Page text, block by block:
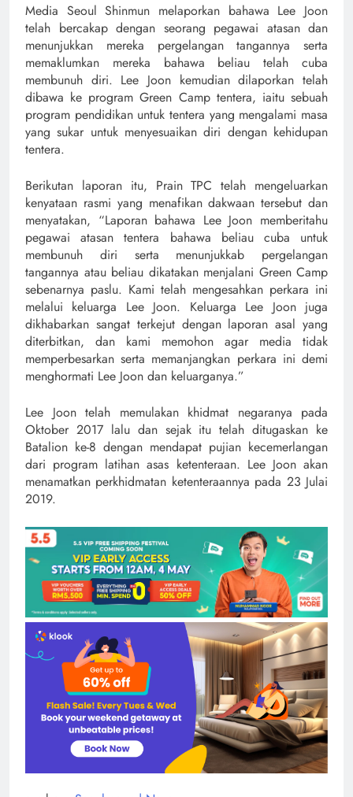
Media Seoul Shinmun melaporkan bahawa Lee Joon
telah bercakap dengan seorang pegawai atasan dan
menunjukkan mereka pergelangan tangannya serta
memaklumkan mereka bahawa beliau telah cuba
membunuh diri. Lee Joon kemudian dilaporkan telah
dibawa ke program Green Camp tentera, iaitu sebuah
program pendidikan untuk tentera yang mengalami masa
yang sukar untuk menyesuaikan diri dengan kehidupan
tentera.
Berikutan laporan itu, Prain TPC telah mengeluarkan
kenyataan rasmi yang menafikan dakwaan tersebut dan
menyatakan, “Laporan bahawa Lee Joon memberitahu
pegawai atasan tentera bahawa beliau cuba untuk
membunuh diri serta menunjukkab pergelangan
tangannya atau beliau dikatakan menjalani Green Camp
sebenarnya paslu. Kami telah mengesahkan perkara ini
melalui keluarga Lee Joon. Keluarga Lee Joon juga
dikhabarkan sangat terkejut dengan laporan asal yang
diterbitkan, dan kami memohon agar media tidak
memperbesarkan serta memanjangkan perkara ini demi
menghormati Lee Joon dan keluarganya.”
Lee Joon telah memulakan khidmat negaranya pada
Oktober 2017 lalu dan sejak itu telah ditugaskan ke
Batalion ke-8 dengan mendapat pujian kecemerlangan
dari program latihan asas ketenteraan. Lee Joon akan
menamatkan perkhidmatan ketenteraannya pada 23 Julai
2019.